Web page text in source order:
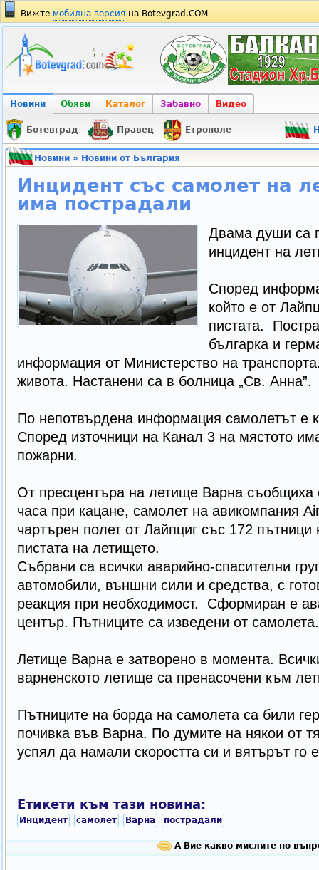
Вижте мобилна версия на Botevgrad.COM
Новини Обяви Каталог Забавно Видео
Ботевград Правец Етрополе
Новини» Новини от България
Инцидент със самолет на
има пострадали
Двама души са
инцидент на
Според
който е от
пистата.
българка и
информация от Министерство на
живота. Настанени са в болница „Св. Анна”.
По непотвърдена информация самолетът е
Според източници на Канал 3 на мястото
пожарни.
От пресцентъра на летище Варна
часа при кацане, самолет на авикомпания
чартърен полет от Лайпциг със 172
пистата на летището.
Събрани са всички аварийно-спасителни
автомобили, външни сили и средства, с
реакция при необходимост. Сформиран е
център. Пътниците са изведени от самолета.
Летище Варна е затворено в момента.
варненското летище са пренасочени към
Пътниците на борда на самолета са били
почивка във Варна. По думите на някои от
успял да намали скоростта си и вятърът го
Етикети към тази новина:
Инцидент самолет Варна пострадали
А Вие какво мислите по